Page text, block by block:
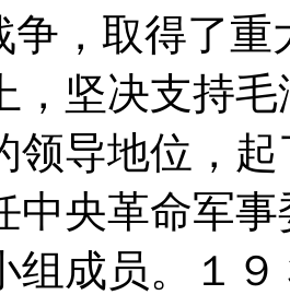
争，取得了
，坚决支持
领导地位，
中央革命军
组成员。１